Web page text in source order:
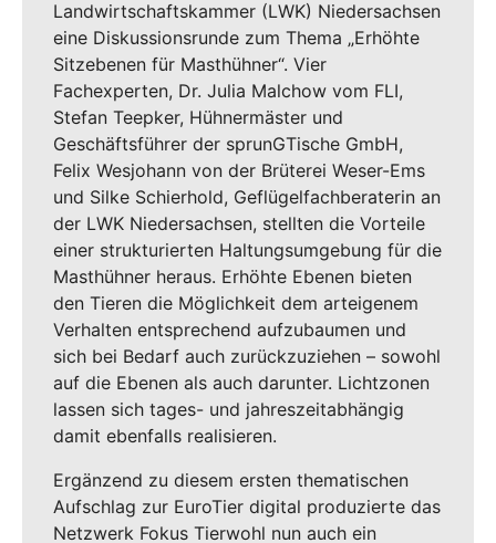
Landwirtschaftskammer (LWK) Niedersachsen
eine Diskussionsrunde zum Thema „Erhöhte
Sitzebenen für Masthühner“. Vier
Fachexperten, Dr. Julia Malchow vom FLI,
Stefan Teepker, Hühnermäster und
Geschäftsführer der sprunGTische GmbH,
Felix Wesjohann von der Brüterei Weser-Ems
und Silke Schierhold, Geflügelfachberaterin an
der LWK Niedersachsen, stellten die Vorteile
einer strukturierten Haltungsumgebung für die
Masthühner heraus. Erhöhte Ebenen bieten
den Tieren die Möglichkeit dem arteigenem
Verhalten entsprechend aufzubaumen und
sich bei Bedarf auch zurückzuziehen – sowohl
auf die Ebenen als auch darunter. Lichtzonen
lassen sich tages- und jahreszeitabhängig
damit ebenfalls realisieren.
Ergänzend zu diesem ersten thematischen
Aufschlag zur EuroTier digital produzierte das
Netzwerk Fokus Tierwohl nun auch ein